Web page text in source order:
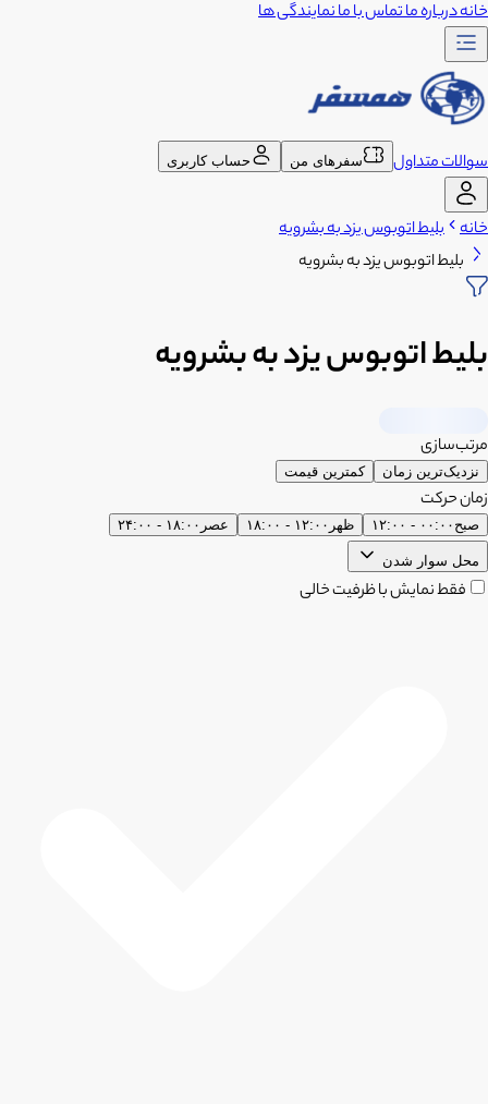
خانهدرباره ماتماس با مانمایندگی ها
سوالات متداول سفرهای من حساب کاربری
خانه بلیط اتوبوس یزد به بشرویه
بلیط اتوبوس یزد به بشرویه
بلیط اتوبوس یزد به بشرویه
مرتب‌سازی
نزدیک‌ترین زمان کمترین قیمت
زمان حرکت
صبح ۰۰:۰۰ - ۱۲:۰۰ ظهر ۱۲:۰۰ - ۱۸:۰۰ عصر ۱۸:۰۰ - ۲۴:۰۰
محل سوار شدن
فقط نمایش با ظرفیت خالی